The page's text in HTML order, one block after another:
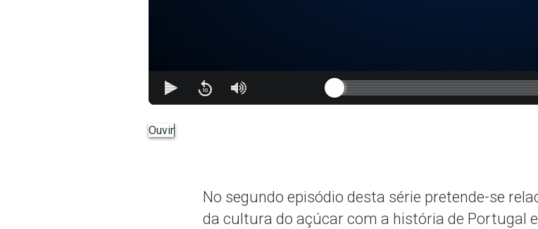
Ouvir
No segundo episódio desta série pretende-se
da cultura do açúcar com a história de Portugal